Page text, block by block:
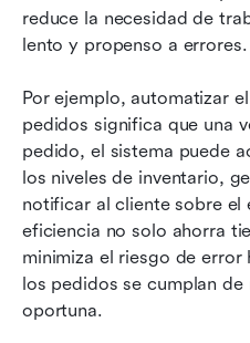
reduce la necesidad de
lento y propenso a errores.
Por ejemplo, automatizar
pedidos significa que una
pedido, el sistema puede
los niveles de inventario,
notificar al cliente sobre el
eficiencia no solo ahorra
minimiza el riesgo de error
los pedidos se cumplan de
oportuna.